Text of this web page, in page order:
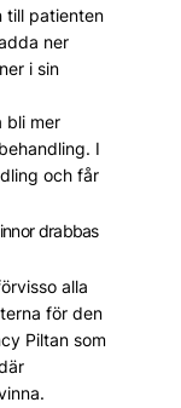
till patienten
ner
i sin
bli mer
I
och får
drabbas
alla
för den
Piltan som